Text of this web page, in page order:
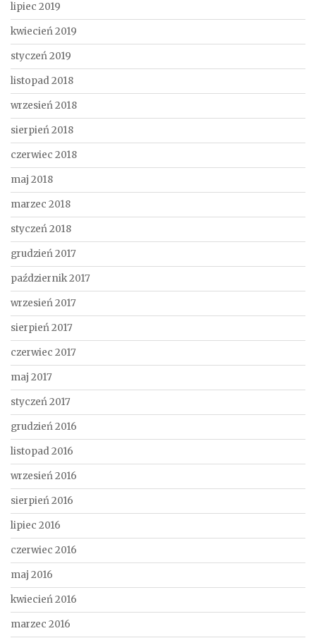
lipiec 2019
kwiecień 2019
styczeń 2019
listopad 2018
wrzesień 2018
sierpień 2018
czerwiec 2018
maj 2018
marzec 2018
styczeń 2018
grudzień 2017
październik 2017
wrzesień 2017
sierpień 2017
czerwiec 2017
maj 2017
styczeń 2017
grudzień 2016
listopad 2016
wrzesień 2016
sierpień 2016
lipiec 2016
czerwiec 2016
maj 2016
kwiecień 2016
marzec 2016